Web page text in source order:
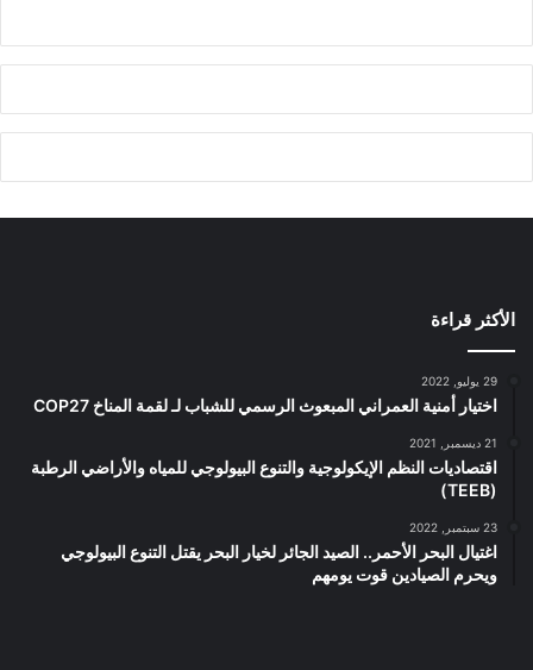
الأكثر قراءة
29 يوليو, 2022
اختيار أمنية العمراني المبعوث الرسمي للشباب لـ لقمة المناخ COP27
21 ديسمبر, 2021
اقتصاديات النظم الإيكولوجية والتنوع البيولوجي للمياه والأراضي الرطبة
(TEEB)
23 سبتمبر, 2022
اغتيال البحر الأحمر.. الصيد الجائر لخيار البحر يقتل التنوع البيولوجي
ويحرم الصيادين قوت يومهم